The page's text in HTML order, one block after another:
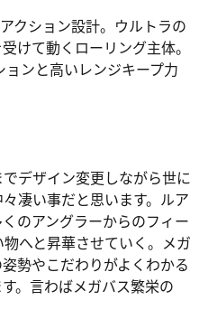
クション設計。ウルトラの
けて動くローリング主体。
ンと高いレンジキープ力
デザイン変更しながら世に
凄い事だと思います。ルア
のアングラーからのフィー
へと昇華させていく。メガ
勢やこだわりがよくわかる
。言わばメガバス繁栄の